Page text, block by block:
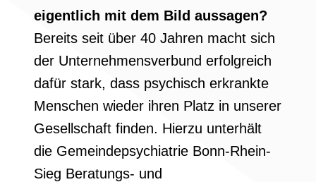
eigentlich mit dem Bild aussagen?
Bereits seit über 40 Jahren macht sich
der Unternehmensverbund erfolgreich
dafür stark, dass psychisch erkrankte
Menschen wieder ihren Platz in unserer
Gesellschaft finden. Hierzu unterhält
die Gemeindepsychiatrie Bonn-Rhein-
Sieg Beratungs- und